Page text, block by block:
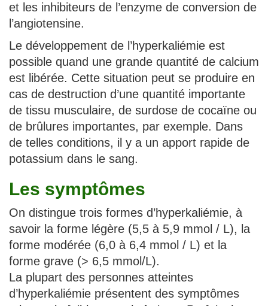
et les inhibiteurs de l’enzyme de conversion de
l’angiotensine.
Le développement de l’hyperkaliémie est
possible quand une grande quantité de calcium
est libérée. Cette situation peut se produire en
cas de destruction d’une quantité importante
de tissu musculaire, de surdose de cocaïne ou
de brûlures importantes, par exemple. Dans
de telles conditions, il y a un apport rapide de
potassium dans le sang.
Les symptômes
On distingue trois formes d’hyperkaliémie, à
savoir la forme légère (5,5 à 5,9 mmol / L), la
forme modérée (6,0 à 6,4 mmol / L) et la
forme grave (> 6,5 mmol/L).
La plupart des personnes atteintes
d’hyperkaliémie présentent des symptômes